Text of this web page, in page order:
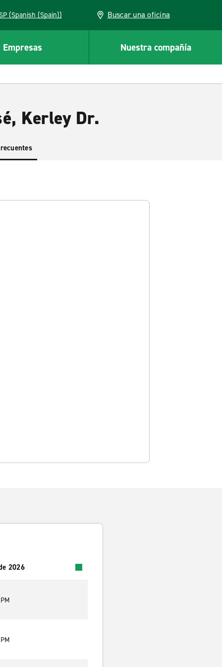
ESP (Spanish (Spain)) Buscar una oficina
Empresas Nuestra compañía
Kerley Dr.
2026